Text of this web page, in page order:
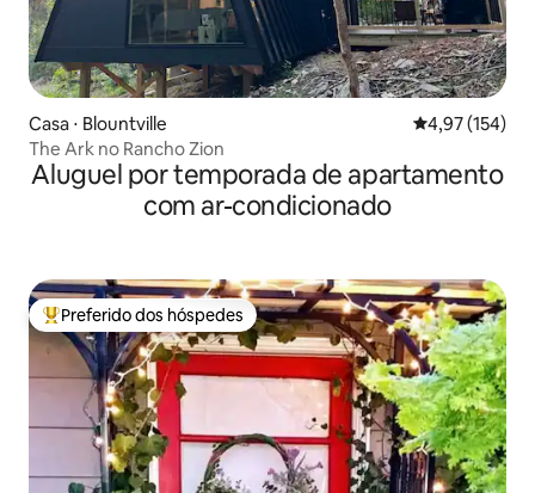
Casa ⋅ Blountville 4,97 de uma
4,97 (154)
The Ark no Rancho Zion
Aluguel por temporada de apartamento
com ar-condicionado
Entre os melhores preferidos dos hóspedes
Preferido dos hóspedes